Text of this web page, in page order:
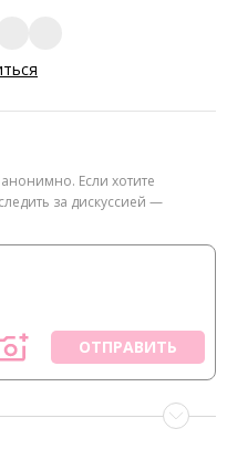
Если хотите
за дискуссией —
ОТПРАВИТЬ